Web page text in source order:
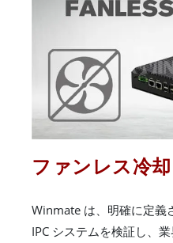
ファンレス冷
Winmate は、明確に定義
IPC システムを検証し、